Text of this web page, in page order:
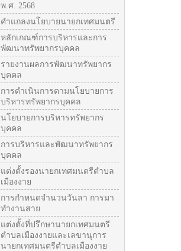
พ.ศ. 2568
คำแถลงนโยบายนายกเทศมนตรี
หลักเกณฑ์การบริหารและการ
พัฒนาทรัพยากรบุคคล
รายงานผลการพัฒนาทรัพยากร
บุคคล
การดำเนินการตามนโยบายการ
บริหารทรัพยากรบุคคล
นโยบายการบริหารทรัพยากร
บุคคล
การบริหารและพัฒนาทรัพยากร
บุคคล
แต่งตั้งรองนายกเทศมนตรีตำบล
เมืองงาย
การกำหนดจำนวนวันลา การมา
ทำงานสาย
แต่งตั้งที่ปรึกษานายกเทศมนตรี
ตำบลเมืองงายและเลขานุการ
นายกเทศมนตรีตำบลเมืองงาย